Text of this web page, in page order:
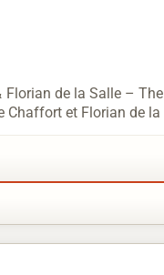
de la Salle –
Chaffort et Florian de